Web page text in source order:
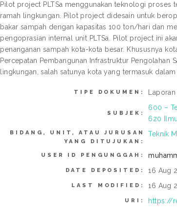
Pilot project PLTSa menggunakan teknologi proses
ramah lingkungan. Pilot project didesain untuk
bakar sampah dengan kapasitas 100 ton/hari dan
pengoprasian internal unit PLTSa. Pilot project ini
penanganan sampah kota-kota besar. Khususnya
Percepatan Pembangunan Infrastruktur
lingkungan, salah satunya kota yang termasuk dalam
TIPE DOKUMEN:
SUBJEK:
600 –
620
BIDANG, UNIT, ATAU JURUSAN
YANG DITUJUKAN:
Teknik
USER ID PENGUNGGAH:
DATE DEPOSITED: 16 Aug
LAST MODIFIED: 16 Aug
URI: https://